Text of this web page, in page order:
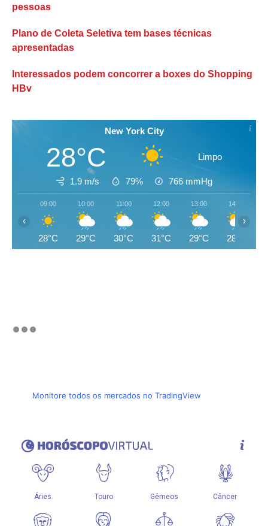
pessoas
Plano de Coleta Seletiva tem bases técnicas
apresentadas
Interessados podem concorrer a boxes do Shopping
HBv
New York City
28°C Limpo
1.9 m/s 79% 766 mmHg
09:00
28°C
10:00
29°C
11:00
30°C
12:00
31°C
13:00
29°C
14:00
28°C
‹ ›
Monitore todos os mercados no TradingView